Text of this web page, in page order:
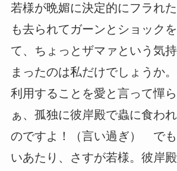
若様が晩媚に決定的にフラれ
も去られてガーンとショック
て、ちょっとザマァという気
まったのは私だけでしょうか
利用することを愛と言って憚
ぁ、孤独に彼岸殿で蟲に食わ
のですよ！（言い過ぎ） で
いあたり、さすが若様。彼岸